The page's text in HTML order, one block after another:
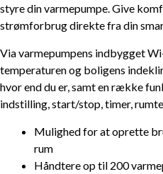
styre din varmepumpe. Give
strømforbrug direkte fra din
Via varmepumpens indbygget
temperaturen og boligens
hvor end du er, samt en række
indstilling, start/stop, timer,
Mulighed for at oprette
rum
Håndtere op til 200